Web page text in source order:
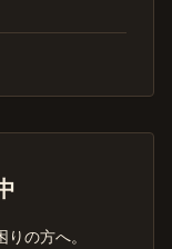
の方へ。